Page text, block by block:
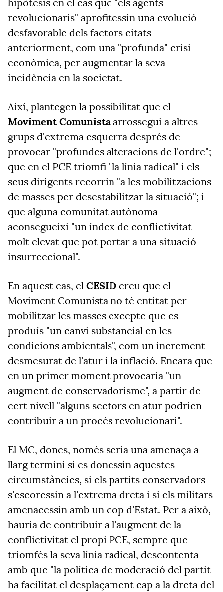
hipòtesis en el cas que "els agents
revolucionaris" aprofitessin una evolució
desfavorable dels factors citats
anteriorment, com una "profunda" crisi
econòmica, per augmentar la seva
incidència en la societat.
Així, plantegen la possibilitat que el
Moviment Comunista arrossegui a altres
grups d'extrema esquerra després de
provocar "profundes alteracions de l'ordre";
que en el PCE triomfi "la línia radical" i els
seus dirigents recorrin "a les mobilitzacions
de masses per desestabilitzar la situació"; i
que alguna comunitat autònoma
aconsegueixi "un índex de conflictivitat
molt elevat que pot portar a una situació
insurreccional".
En aquest cas, el CESID creu que el
Moviment Comunista no té entitat per
mobilitzar les masses excepte que es
produís "un canvi substancial en les
condicions ambientals", com un increment
desmesurat de l'atur i la inflació. Encara que
en un primer moment provocaria "un
augment de conservadorisme", a partir de
cert nivell "alguns sectors en atur podrien
contribuir a un procés revolucionari".
El MC, doncs, només seria una amenaça a
llarg termini si es donessin aquestes
circumstàncies, si els partits conservadors
s'escoressin a l'extrema dreta i si els militars
amenacessin amb un cop d'Estat. Per a això,
hauria de contribuir a l'augment de la
conflictivitat el propi PCE, sempre que
triomfés la seva línia radical, descontenta
amb que "la política de moderació del partit
ha facilitat el desplaçament cap a la dreta del